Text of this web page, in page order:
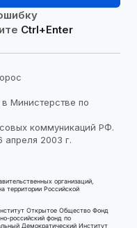
Ctrl+Enter
Министерстве по
коммуникаций РФ.
2003 г.